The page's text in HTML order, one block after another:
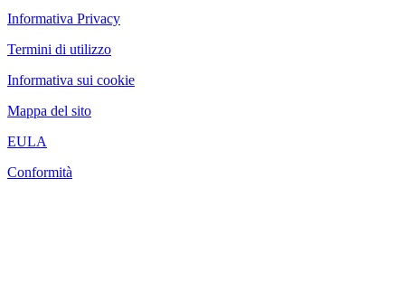
Informativa Privacy
Termini di utilizzo
Informativa sui cookie
Mappa del sito
EULA
Conformità